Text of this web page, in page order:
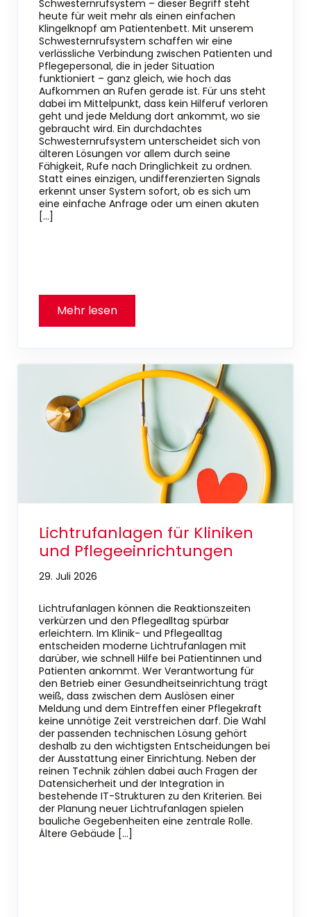
Schwesternrufsystem – dieser Begriff steht
heute für weit mehr als einen einfachen
Klingelknopf am Patientenbett. Mit unserem
Schwesternrufsystem schaffen wir eine
verlässliche Verbindung zwischen Patienten und
Pflegepersonal, die in jeder Situation
funktioniert – ganz gleich, wie hoch das
Aufkommen an Rufen gerade ist. Für uns steht
dabei im Mittelpunkt, dass kein Hilferuf verloren
geht und jede Meldung dort ankommt, wo sie
gebraucht wird. Ein durchdachtes
Schwesternrufsystem unterscheidet sich von
älteren Lösungen vor allem durch seine
Fähigkeit, Rufe nach Dringlichkeit zu ordnen.
Statt eines einzigen, undifferenzierten Signals
erkennt unser System sofort, ob es sich um
eine einfache Anfrage oder um einen akuten
[…]
Lichtrufanlagen für Kliniken
und Pflegeeinrichtungen
29. Juli 2026
Lichtrufanlagen können die Reaktionszeiten
verkürzen und den Pflegealltag spürbar
erleichtern. Im Klinik- und Pflegealltag
entscheiden moderne Lichtrufanlagen mit
darüber, wie schnell Hilfe bei Patientinnen und
Patienten ankommt. Wer Verantwortung für
den Betrieb einer Gesundheitseinrichtung trägt
weiß, dass zwischen dem Auslösen einer
Meldung und dem Eintreffen einer Pflegekraft
keine unnötige Zeit verstreichen darf. Die Wahl
der passenden technischen Lösung gehört
deshalb zu den wichtigsten Entscheidungen bei
der Ausstattung einer Einrichtung. Neben der
reinen Technik zählen dabei auch Fragen der
Datensicherheit und der Integration in
bestehende IT-Strukturen zu den Kriterien. Bei
der Planung neuer Lichtrufanlagen spielen
bauliche Gegebenheiten eine zentrale Rolle.
Ältere Gebäude […]